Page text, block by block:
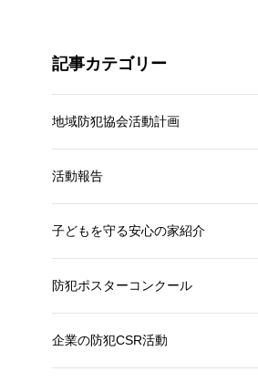
記事カテゴリー
地域防犯協会活動計画
活動報告
子どもを守る安心の家紹介
防犯ポスターコンクール
企業の防犯CSR活動